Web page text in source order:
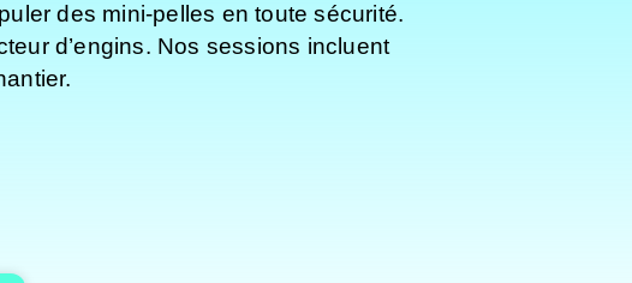
des mini-pelles en toute sécurité.
d’engins. Nos sessions incluent